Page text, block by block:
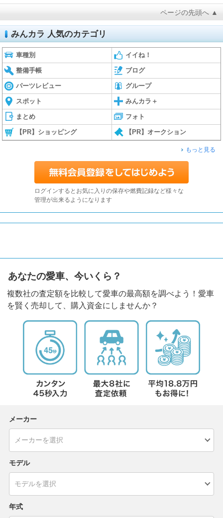
ページの先頭へ ▲
みんカラ 人気のカテゴリ
車種別 イイね！
整備手帳 ブログ
パーツレビュー グループ
スポット みんカラ＋
まとめ フォト
【PR】ショッピング 【PR】オークション
もっと見る
ログインするとお気に入りの保存や燃費記録など様々な
管理が出来るようになります
あなたの愛車、今いくら？
複数社の査定額を比較して愛車の最高額を調べよう！愛車
を賢く売却して、購入資金にしませんか？
メーカー
モデル
年式